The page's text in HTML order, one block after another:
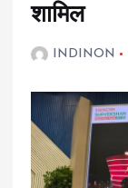
शामिल
INDINON